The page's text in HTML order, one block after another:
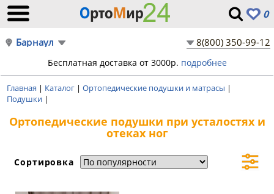
0
Барнаул 8(800) 350-99-12
Бесплатная доставка от 3000р. подробнее
Главная | Каталог | Ортопедические подушки и матрасы |
Подушки |
Ортопедические подушки при усталостях и
отеках ног
Сортировка